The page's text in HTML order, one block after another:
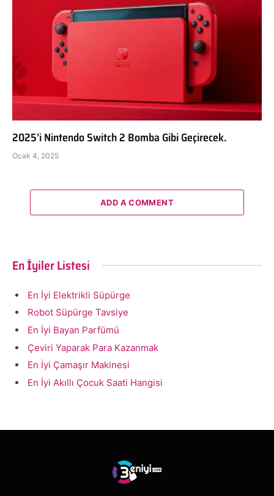
2025’i Nintendo Switch 2 Bomba Gibi Geçirecek.
Ocak 4, 2025
ADD A COMMENT
En İyiler Listesi
En İyi Elektrikli Süpürge
Robot Süpürge Tavsiye
En İyi Bayan Parfümü
Çeviri Yaparak Para Kazanmak
En İyi Çamaşır Makinesi
En İyi Akıllı Çocuk Saati Hangisi